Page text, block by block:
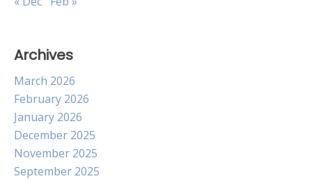
Archives
March 2026
February 2026
January 2026
December 2025
November 2025
September 2025